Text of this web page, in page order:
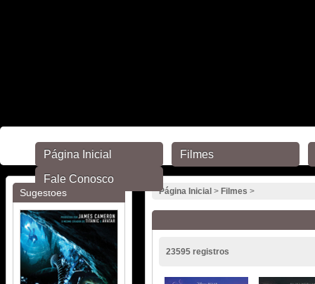
Sugestões Página Inicial > Filmes >
23595 registros
Página Inicial Filmes
Fale Conosco